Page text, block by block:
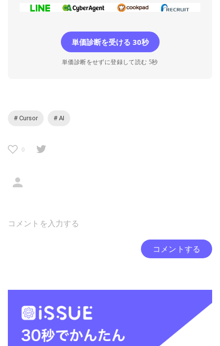
単価診断を受ける 30秒
単価診断をせずに登録して読む 5秒
# Cursor # AI
0
コメントする